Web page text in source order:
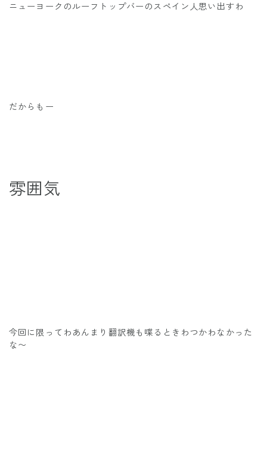
ニューヨークのルーフトップバーのスペイン人思い出すわ
だからもー
雰囲気
今回に限ってわあんまり翻訳機も喋るときわつかわなかった
な〜